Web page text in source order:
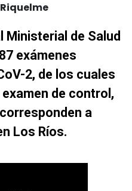
Ministerial de Salud
exámenes
2, de los cuales
de control,
a
Los Ríos.